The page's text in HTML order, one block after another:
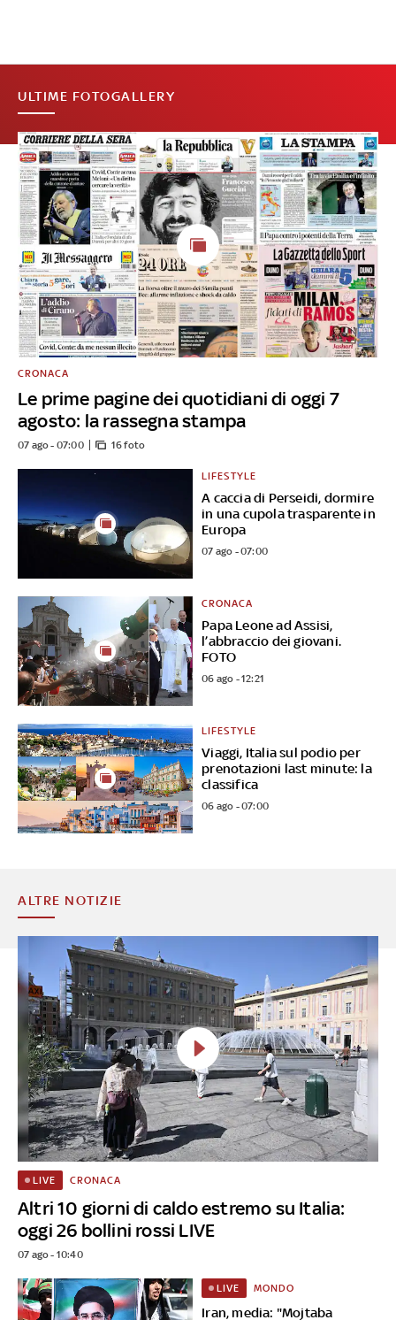
ULTIME FOTOGALLERY
Le prime pagine dei quotidiani di oggi 7
agosto: la rassegna stampa
CRONACA
07 ago - 07:00 16 foto
A caccia di Perseidi, dormire
in una cupola trasparente in
Europa
LIFESTYLE
07 ago - 07:00
Papa Leone ad Assisi,
l’abbraccio dei giovani.
FOTO
CRONACA
06 ago - 12:21
Viaggi, Italia sul podio per
prenotazioni last minute: la
classifica
LIFESTYLE
06 ago - 07:00
ALTRE NOTIZIE
Altri 10 giorni di caldo estremo su Italia:
oggi 26 bollini rossi LIVE
LIVE CRONACA
07 ago - 10:40
Iran, media: "Mojtaba
LIVE MONDO